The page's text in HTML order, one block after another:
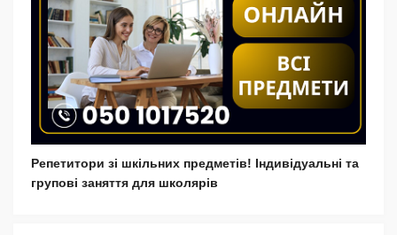
Репетитори зі шкільних предметів! Індивідуальні та
групові заняття для школярів